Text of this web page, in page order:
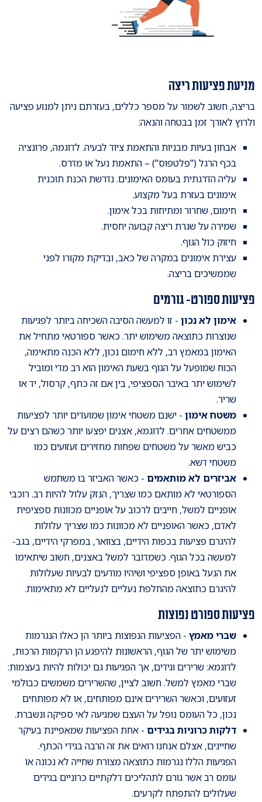
מניעת פציעות ריצה
בריצה, חשוב לשמור על מספר כללים, בעזרתם ניתן למנוע פציעה
ולרוץ לאורך זמן בבטחה והנאה:
אבחון בעיות מבניות והתאמת ציוד לבעיה. לדוגמה, פרונציה
בכף הרגל ("פלטפוס") – התאמת נעל או מדרס.
עליה הדרגתית בעומס האימונים. נדרשת הכנת תוכנית
אימונים בעזרת בעל מקצוע.
חימום, שחרור ומתיחות בכל אימון.
שמירה על שגרת ריצה קבועה יחסית.
חיזוק כול הגוף.
עצירת אימונים במקרה של כאב, ובדיקת מקורו לפני
שממשיכים בריצה.
פציעות ספורט- גורמים
אימון לא נכון - זו למעשה הסיבה השכיחה ביותר לפגיעות
שנוצרות כתוצאה משימוש יתר. כאשר ספורטאי מתחיל את
האימון במאמץ רב, ללא חימום נכון, ללא הכנה מתאימה,
הכוח שמופעל על הגוף בשעת האימון הוא רב מדי ומוביל
לשימוש יתר באיבר הספציפי, בין אם זה כתף, קרסול, יד או
שריר.
משטח אימון - ישנם משטחי אימון שמועדים יותר לפציעות
ממשטחים אחרים. לדוגמא, אצנים יפצעו יותר כשהם רצים על
כביש מאשר על משטחים שפחות מחזירים זעזועים כמו
משטחי דשא.
אביזרים לא מותאמים - כאשר האביזר בו משתמש
הספורטאי לא מותאם כמו שצריך, הנזק עלול להיות רב. רוכבי
אופניים למשל, חייבים לרכוב על אופניים מכוונות ספציפית
לאדם, כאשר האופניים לא מכוונות כמו שצריך עלולות
להיגרם פציעות בכפות הידיים, בצוואר, במפרקי הידיים, בגב-
למעשה בכל הגוף. כשמדובר למשל באצנים, חשוב שיתאימו
את הנעל באופן ספציפי ושיהיו מודעים לבעיות שעלולות
להיגרם כתוצאה מהחלפת נעליים לנעליים לא מתאימות.
פציעות ספורט נפוצות
שברי מאמץ - הפציעות הנפוצות ביותר הן כאלו הנגרמות
משימוש יתר של הגוף, הראשונות להיפגע הן הרקמות הרכות,
לדוגמא: שרירים וגידים, אך הפגיעות גם יכולות להיות בעצמות:
שברי מאמץ למשל. חשוב לציין, שהשרירים משמשים כבולמי
זעזועים, וכאשר השרירים אינם מפותחים, או לא מפותחים
נכון, כל העומס נופל על העצם שמגיעה לאי ספיקה ונשברת.
דלקות כרוניות בגידים - אחת הפציעות שמאפיינת בעיקר
שחיינים, אצלם אנחנו רואים את זה הרבה בגידי הכתף.
הפגיעות הללו נגרמות כתוצאה מצורת שחייה לא נכונה או
עומס רב אשר גורם לתהליכים דלקתיים כרוניים בגידים
שעלולים להתפתח לקרעים.